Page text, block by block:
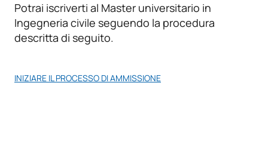
*Carattere: FB:Formazione di base, Ob: Obbligatorio, Op:
Opzionale
Potrai iscriverti al Master universitario in
Ingegneria civile seguendo la procedura
descritta di seguito.
INIZIARE IL PROCESSO DI AMMISSIONE